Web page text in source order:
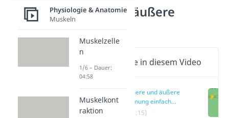
Innere und äußere
Atmung
Wichtige Inhalte in diesem Video
Innere und äußere
Atmung einfach
erklärt
(00:15)
Physiologie & Anatomie
Muskeln
Muskelzelle
n
1/6 – Dauer:
04:58
Muskelkont
raktion